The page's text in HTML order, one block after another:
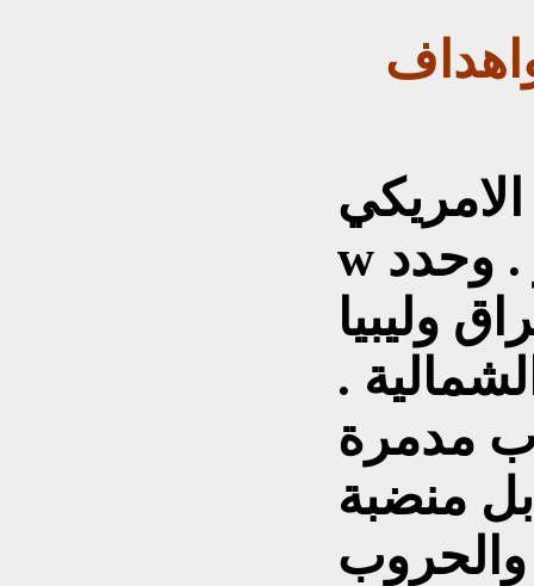
الامريكي
w بوش مصطلح محور الشر . وحدد
وليبيا
.
مدمرة
منضبة
والحروب